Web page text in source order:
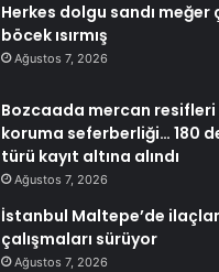
Herkes dolgu sandı meğer
böcek ısırmış
Ağustos 7, 2026
Bozcaada mercan resifleri
koruma seferberliği… 180
türü kayıt altına alındı
Ağustos 7, 2026
İstanbul Maltepe’de
çalışmaları sürüyor
Ağustos 7, 2026